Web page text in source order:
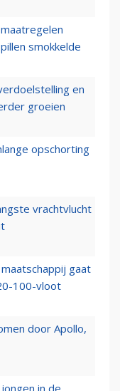
smokkelde
en
groeien
opschorting
vrachtvlucht
gaat
100-vloot
door Apollo,
in de